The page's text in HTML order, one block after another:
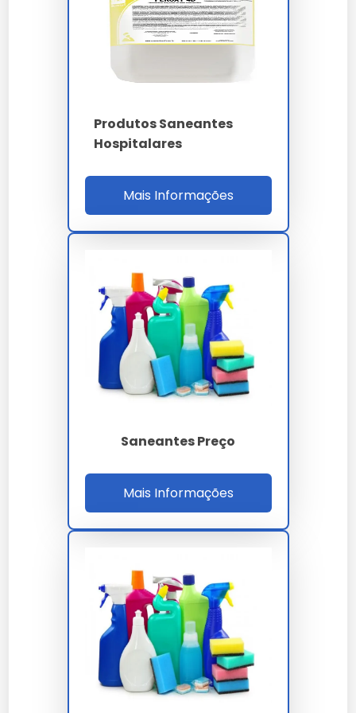
para a segurança alimentar, garantindo que alimentos
saudáveis cheguem à mesa dos consumidores.
Tipos de saneantes
Biológicos
Utilizam organismos vivos ou seus derivados para
controlar pragas de forma natural.
Químicos
Baseados em compostos químicos, são eficazes na
eliminação rápida de pragas.
Orgânicos
Produzidos a partir de ingredientes naturais, são uma
opção sustentável e menos agressiva ao meio
Desenvolvidos em laboratório, oferecem soluções
específicas e de alta eficácia.
Como escolher o saneante
fitossanitário ideal?
Critérios de seleção
Considere a praga alvo, o tipo de cultura e a legislação
vigente ao escolher o produto.
Produtos Saneantes
Hospitalares
Mais Informações
Saneantes Preço
Mais Informações